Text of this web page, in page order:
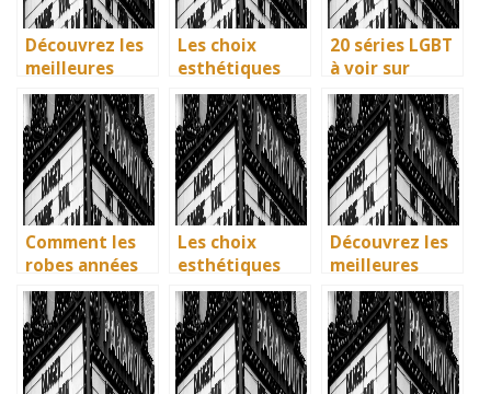
Découvrez les
meilleures
solutions
gratuites pour
vos séries
préférées en
français
Les choix
esthétiques
surprenants du
générique de
Joker 2 (2024)
20 séries LGBT
à voir sur
Netflix : quand
science-fiction
et diversité
font des
étincelles
Comment les
robes années
40 vintage ont
révolutionné la
mode en temps
de guerre
Les choix
esthétiques
surprenants du
générique de
Joker 2 (2024)
Découvrez les
meilleures
solutions
gratuites pour
vos séries
préférées en
français